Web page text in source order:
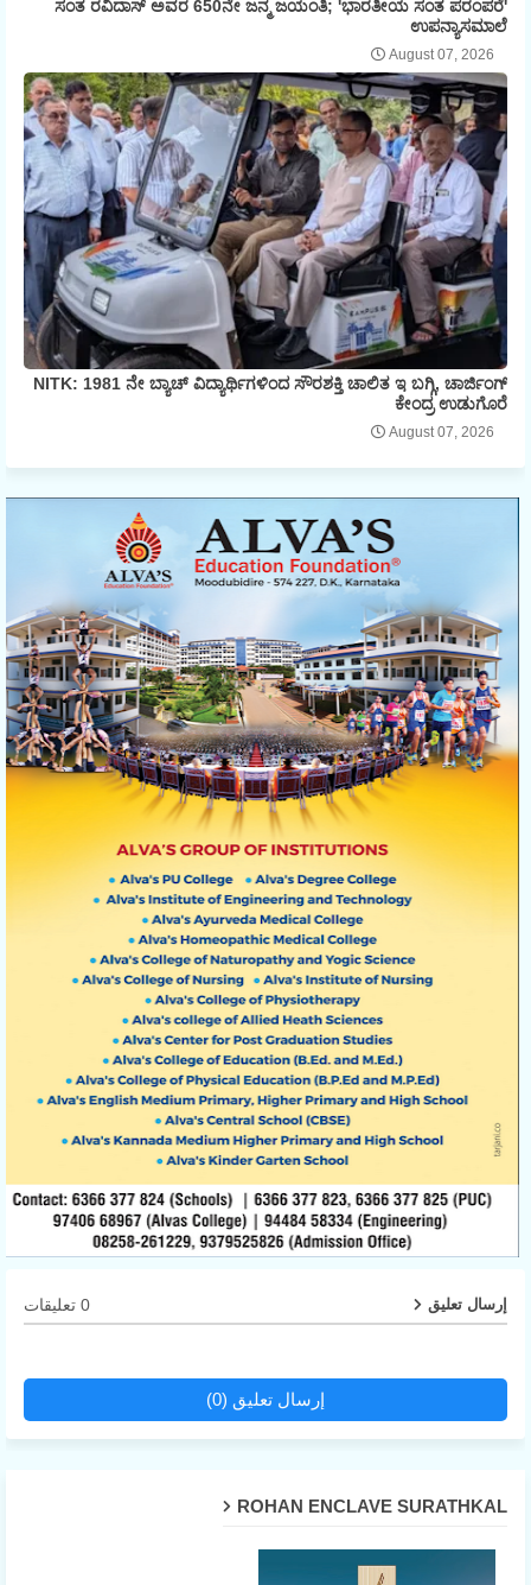
ಸಂತ ರವಿದಾಸ್ ಅವರ 650ನೇ ಜನ್ಮ ಜಯಂತಿ; 'ಭಾರತೀಯ ಸಂತ ಪರಂಪರೆ'
ಉಪನ್ಯಾಸಮಾಲೆ
August 07, 2026
NITK: 1981 ನೇ ಬ್ಯಾಚ್ ವಿದ್ಯಾರ್ಥಿಗಳಿಂದ ಸೌರಶಕ್ತಿ ಚಾಲಿತ ಇ ಬಗ್ಗಿ, ಚಾರ್ಜಿಂಗ್
ಕೇಂದ್ರ ಉಡುಗೊರೆ
August 07, 2026
إرسال تعليق 0 تعليقات
إرسال تعليق (0)
ROHAN ENCLAVE SURATHKAL